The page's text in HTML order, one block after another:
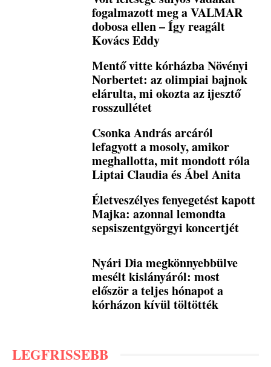
fogalmazott meg a VALMAR
dobosa ellen – Így reagált
Kovács Eddy
Mentő vitte kórházba Növényi
Norbertet: az olimpiai bajnok
elárulta, mi okozta az ijesztő
rosszullétet
Csonka András arcáról
lefagyott a mosoly, amikor
meghallotta, mit mondott róla
Liptai Claudia és Ábel Anita
Életveszélyes fenyegetést kapott
Majka: azonnal lemondta
sepsiszentgyörgyi koncertjét
Nyári Dia megkönnyebbülve
mesélt kislányáról: most
először a teljes hónapot a
kórházon kívül töltötték
LEGFRISSEBB